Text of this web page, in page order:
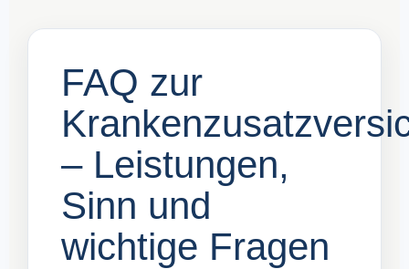
FAQ zur
– Leistungen,
Sinn und
wichtige Fragen